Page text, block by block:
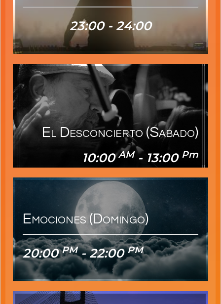
23:00 - 24:00
23:00 - 24:00
El Desconcierto (Sabado)
10:00AM- 13:00 Pm
10:00 AM - 13:00AM
Emociones (Domingo)
20:00PM- 22:00PM
20:00 PM- 22:00PM